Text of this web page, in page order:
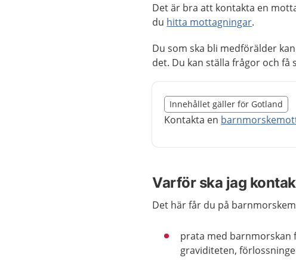
Det är bra att kontakta en
du hitta mottagningar.
Du som ska bli medförälder
det. Du kan ställa frågor och få
Nedan innehåll gäller region
Innehållet gäller för Gotland
Kontakta en
Slut på det regionala
Varför ska jag
Det här får du på
prata med barnmorskan
graviditeten,